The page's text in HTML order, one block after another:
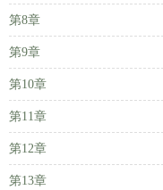
第8章
第9章
第10章
第11章
第12章
第13章